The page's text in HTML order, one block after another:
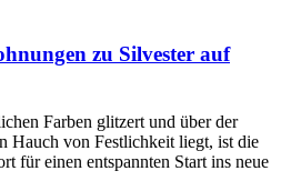
zu Silvester auf
Farben glitzert und über der
Hauch von Festlichkeit liegt, ist die
für einen entspannten Start ins neue